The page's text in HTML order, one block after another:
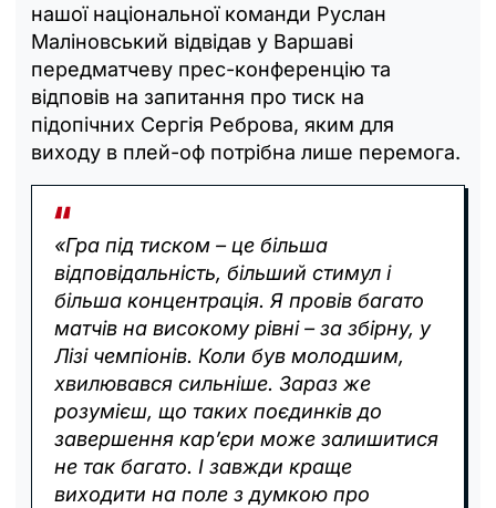
нашої національної команди Руслан
Маліновський відвідав у Варшаві
передматчеву прес-конференцію та
відповів на запитання про тиск на
підопічних Сергія Реброва, яким для
виходу в плей-оф потрібна лише перемога.
«Гра під тиском – це більша
відповідальність, більший стимул і
більша концентрація. Я провів багато
матчів на високому рівні – за збірну, у
Лізі чемпіонів. Коли був молодшим,
хвилювався сильніше. Зараз же
розумієш, що таких поєдинків до
завершення кар’єри може залишитися
не так багато. І завжди краще
виходити на поле з думкою про